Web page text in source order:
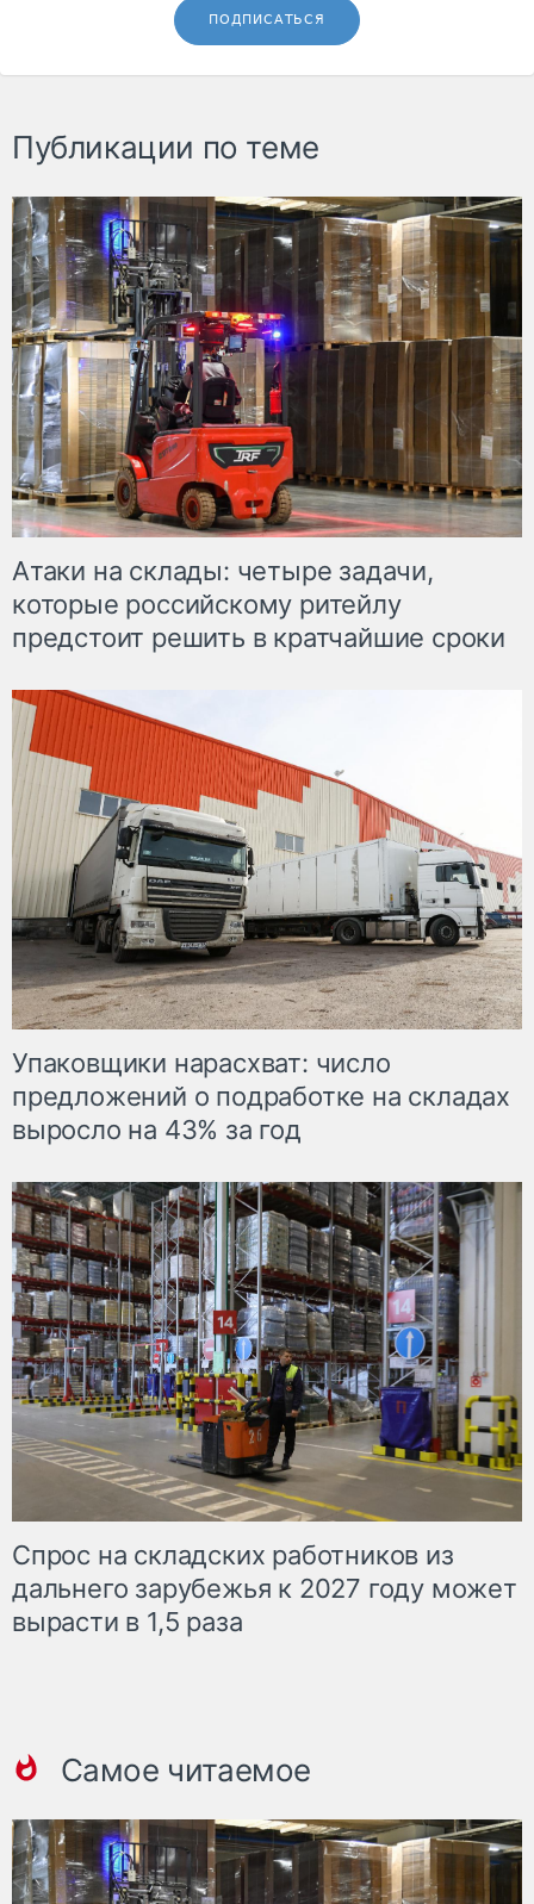
ПОДПИСАТЬСЯ
Публикации по теме
Атаки на склады: четыре задачи,
которые российскому ритейлу
предстоит решить в кратчайшие сроки
Упаковщики нарасхват: число
предложений о подработке на складах
выросло на 43% за год
Спрос на складских работников из
дальнего зарубежья к 2027 году может
вырасти в 1,5 раза
Самое читаемое